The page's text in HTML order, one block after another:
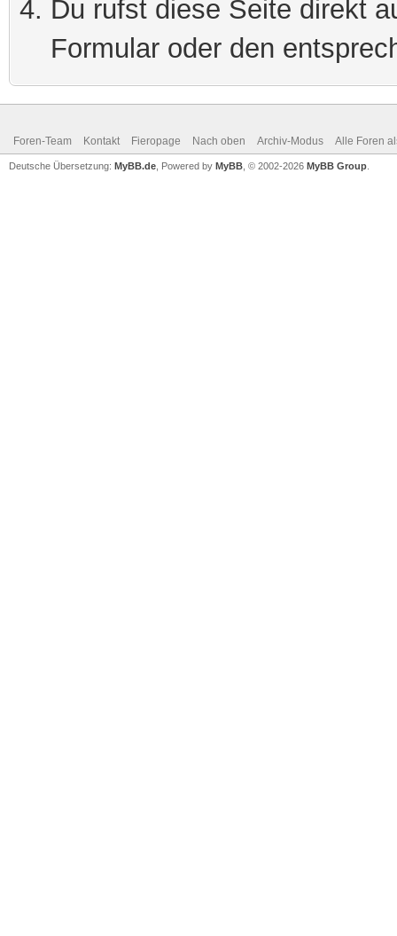
Du rufst diese Seite direkt
Formular oder den
Foren-Team Kontakt Fieropage Nach oben Archiv-Modus Alle Foren
Deutsche Übersetzung: MyBB.de , Powered by MyBB , © 2002-2026 MyBB Group